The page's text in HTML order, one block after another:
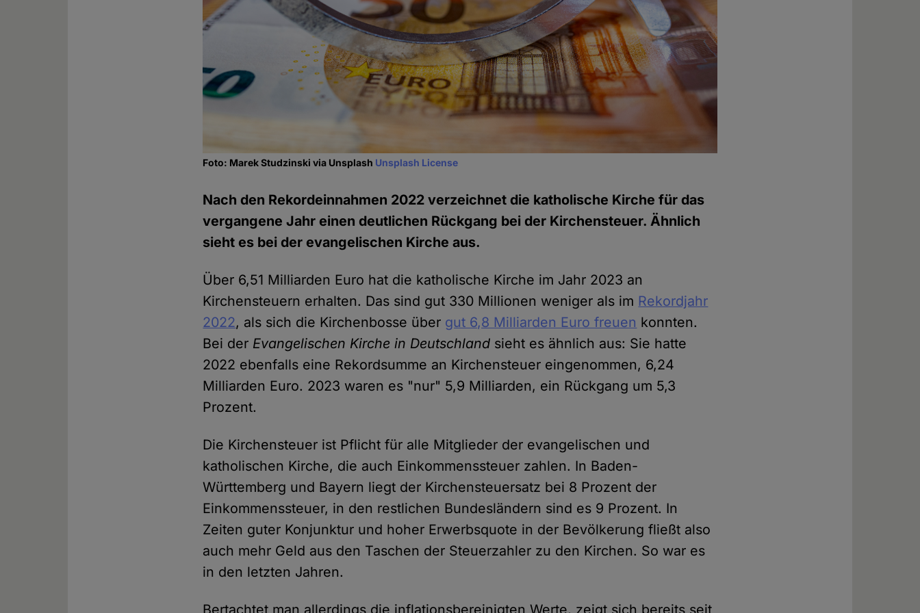
Foto: Marek Studzinski via Unsplash Unsplash License
Nach den Rekordeinnahmen 2022 verzeichnet die katholische Kirche für das
vergangene Jahr einen deutlichen Rückgang bei der Kirchensteuer. Ähnlich
sieht es bei der evangelischen Kirche aus.
Über 6,51 Milliarden Euro hat die katholische Kirche im Jahr 2023 an
Kirchensteuern erhalten. Das sind gut 330 Millionen weniger als im Rekordjahr
2022, als sich die Kirchenbosse über gut 6,8 Milliarden Euro freuen konnten.
Bei der Evangelischen Kirche in Deutschland sieht es ähnlich aus: Sie hatte
2022 ebenfalls eine Rekordsumme an Kirchensteuer eingenommen, 6,24
Milliarden Euro. 2023 waren es "nur" 5,9 Milliarden, ein Rückgang um 5,3
Prozent.
Die Kirchensteuer ist Pflicht für alle Mitglieder der evangelischen und
katholischen Kirche, die auch Einkommenssteuer zahlen. In Baden-
Württemberg und Bayern liegt der Kirchensteuersatz bei 8 Prozent der
Einkommenssteuer, in den restlichen Bundesländern sind es 9 Prozent. In
Zeiten guter Konjunktur und hoher Erwerbsquote in der Bevölkerung fließt also
auch mehr Geld aus den Taschen der Steuerzahler zu den Kirchen. So war es
in den letzten Jahren.